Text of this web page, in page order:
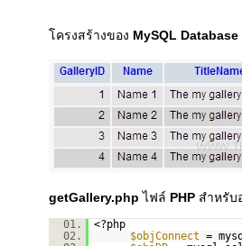
โครงสร้างของ MySQL Database
getGallery.php ไฟล์ PHP สำหรั
01.
<?php
02.
$objConnect =